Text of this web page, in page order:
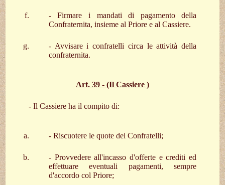
- Firmare i mandati di pagamento della
Confraternita, insieme al Priore e al Cassiere.
- Avvisare i confratelli circa le attività della
confraternita.
Art. 39 - (Il Cassiere )
- Il Cassiere ha il compito di:
- Riscuotere le quote dei Confratelli;
- Provvedere all'incasso d'offerte e crediti ed
effettuare eventuali pagamenti, sempre
d'accordo col Priore;